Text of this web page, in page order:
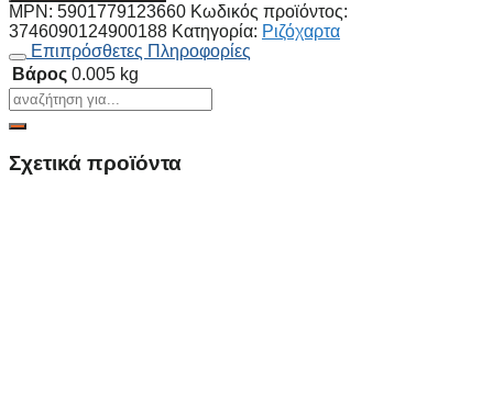
MPN: 5901779123660 Κωδικός προϊόντος:
3746090124900188 Κατηγορία: Ριζόχαρτα
Επιπρόσθετες Πληροφορίες
Βάρος 0.005 kg
Σχετικά προϊόντα